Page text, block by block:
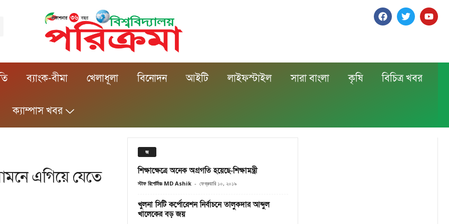
ব্যাংক-বীমা খেলাধূলা বিনোদন আইটি লাইফস্টাইল সারা বাংলা কৃষি বিচিত্র খবর
ক্যাম্পাস খবর
এগিয়ে যেতে
জ
শিক্ষাক্ষেত্রে অনেক অগ্রগতি হয়েছে-শিক্ষামন্ত্রী
স্টাফ রিপোর্টারঃ MD Ashik - ফেব্রুয়ারি ১০, ২০১৯
খুলনা সিটি কর্পোরেশন নির্বাচনে তালুকদার আব্দুল
খালেকের বড় জয়